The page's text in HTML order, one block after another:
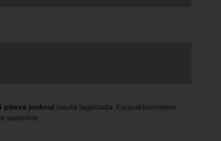
päeva jooksul tasuta tagastada. Kuupakkumistele
saatmine.